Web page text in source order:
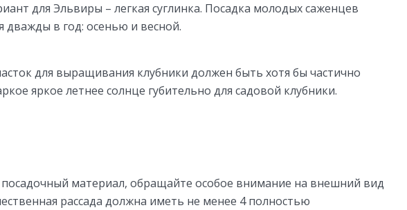
для Эльвиры – легкая суглинка. Посадка молодых саженцев
дважды в год: осенью и весной.
для выращивания клубники должен быть хотя бы частично
яркое летнее солнце губительно для садовой клубники.
материал, обращайте особое внимание на внешний вид
рассада должна иметь не менее 4 полностью